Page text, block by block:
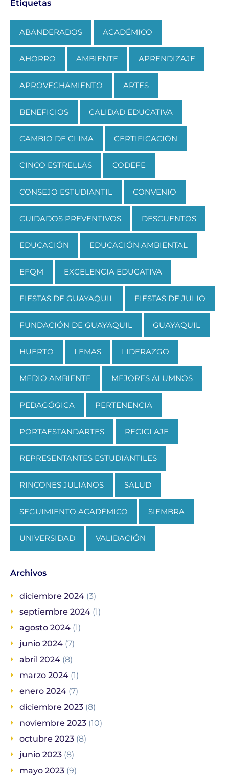
Etiquetas
ABANDERADOS ACADÉMICO
AHORRO AMBIENTE APRENDIZAJE
APROVECHAMIENTO ARTES
BENEFICIOS CALIDAD EDUCATIVA
CAMBIO DE CLIMA CERTIFICACIÓN
CINCO ESTRELLAS CODEFE
CONSEJO ESTUDIANTIL CONVENIO
CUIDADOS PREVENTIVOS DESCUENTOS
EDUCACIÓN EDUCACIÓN AMBIENTAL
EFQM EXCELENCIA EDUCATIVA
FIESTAS DE GUAYAQUIL FIESTAS DE JULIO
FUNDACIÓN DE GUAYAQUIL GUAYAQUIL
HUERTO LEMAS LIDERAZGO
MEDIO AMBIENTE MEJORES ALUMNOS
PEDAGÓGICA PERTENENCIA
PORTAESTANDARTES RECICLAJE
REPRESENTANTES ESTUDIANTILES
RINCONES JULIANOS SALUD
SEGUIMIENTO ACADÉMICO SIEMBRA
UNIVERSIDAD VALIDACIÓN
Archivos
diciembre 2024 (3)
septiembre 2024 (1)
agosto 2024 (1)
junio 2024 (7)
abril 2024 (8)
marzo 2024 (1)
enero 2024 (7)
diciembre 2023 (8)
noviembre 2023 (10)
octubre 2023 (8)
junio 2023 (8)
mayo 2023 (9)